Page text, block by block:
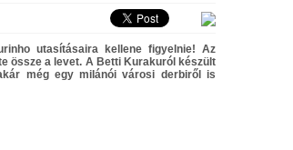
utasításaira kellene figyelnie! Az
össze a levet. A Betti Kurakuról készült
még egy milánói városi derbiről is